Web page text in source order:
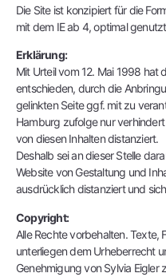
Die Site ist konzipiert für die
mit dem IE ab 4, optimal
Erklärung:
Mit Urteil vom 12. Mai 1998 hat
entschieden, durch die
gelinkten Seite ggf. mit zu
Hamburg zufolge nur
von diesen Inhalten distanziert.
Deshalb sei an dieser Stelle
Website von Gestaltung und
ausdrücklich distanziert und
Copyright:
Alle Rechte vorbehalten. Texte,
unterliegen dem Urheberrecht
Genehmigung von Sylvia Eigler